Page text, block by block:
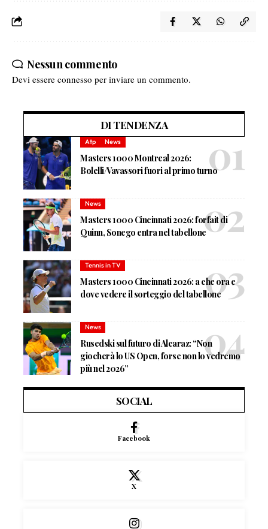
Nessun commento
Devi essere connesso per inviare un commento.
DI TENDENZA
Atp News
Masters 1000 Montreal 2026:
Bolelli/Vavassori fuori al primo turno
News
Masters 1000 Cincinnati 2026: forfait di
Quinn, Sonego entra nel tabellone
Tennis in TV
Masters 1000 Cincinnati 2026: a che ora e
dove vedere il sorteggio del tabellone
News
Rusedski sul futuro di Alcaraz: “Non
giocherà lo US Open, forse non lo vedremo
più nel 2026”
SOCIAL
Facebook
X